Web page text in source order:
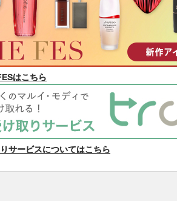
はこちら
サービスについてはこちら